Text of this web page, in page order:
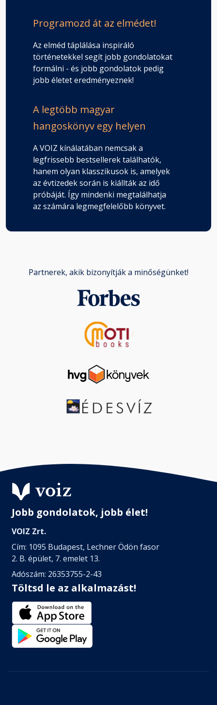
Programozd át az elmédet!
Az elméd táplálása inspiráló
történetekkel segít jobb gondolatokat
formálni - és jobb gondolatok pedig
jobb életet eredményeznek!
A legtöbb magyar
hangoskönyv egy helyen
A VOIZ kínálatában nemcsak a
legfrissebb bestsellerek találhatók,
hanem olyan klasszikusok is, amelyek
az évtizedek során is kiállták az idő
próbáját. Így mindenki megtalálhatja
az számára legmegfelelőbb könyvet.
Partnerek, akik bizonyítják a minőségünket!
Jobb gondolatok, jobb élet!
VOIZ Zrt.
Cím: 1095 Budapest, Lechner Ödön fasor
2. B. épület, 7. emelet 13.
Adószám: 26353755-2-43
Töltsd le az alkalmazást!